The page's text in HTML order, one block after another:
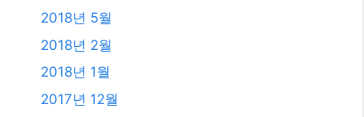
2018년 5월
2018년 2월
2018년 1월
2017년 12월